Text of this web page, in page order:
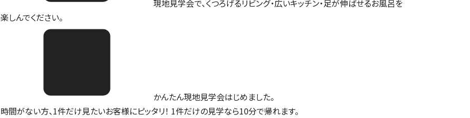
現地見学会で、くつろげるリビング・広いキッチン・足が伸ばせるお風呂を
楽しんでください。
かんたん現地見学会はじめました。
時間がない方、1件だけ見たいお客様にピッタリ！ 1件だけの見学なら10分で帰れます。